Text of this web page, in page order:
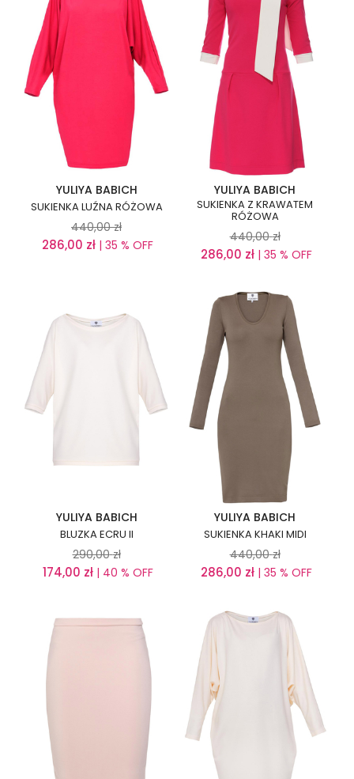
YULIYA BABICH
SUKIENKA LUŹNA RÓŻOWA
440,00 zł
286,00 zł | 35 % OFF
YULIYA BABICH
SUKIENKA Z KRAWATEM
RÓŻOWA
440,00 zł
286,00 zł| 35 % OFF
YULIYA BABICH
BLUZKA ECRU II
290,00 zł
174,00 zł| 40 % OFF
YULIYA BABICH
SUKIENKA KHAKI MIDI
440,00 zł
286,00 zł| 35 % OFF